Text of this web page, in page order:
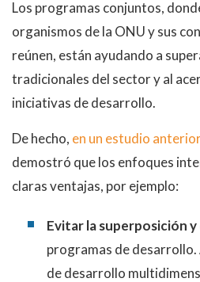
Los programas conjuntos,
organismos de la ONU y sus
reúnen, están ayudando a
tradicionales del sector y al
iniciativas de desarrollo.
De hecho, en un estudio anterior
demostró que los enfoques
claras ventajas, por ejemplo:
Evitar la superposición
programas de
de desarrollo